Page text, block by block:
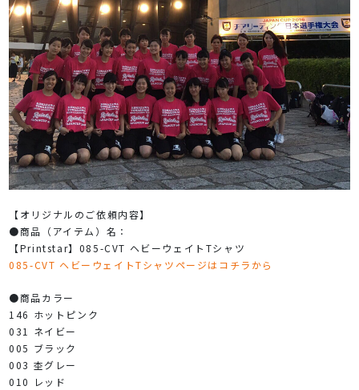
【オリジナルのご依頼内容】
●商品（アイテム）名：
【Printstar】085-CVT ヘビーウェイトTシャツ
085-CVT ヘビーウェイトTシャツページはコチラから
●商品カラー
146 ホットピンク
031 ネイビー
005 ブラック
003 杢グレー
010 レッド